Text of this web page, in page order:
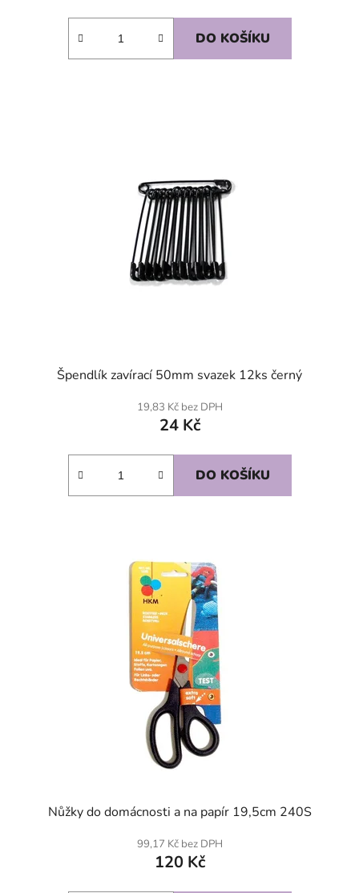
DO KOŠÍKU
Špendlík zavírací 50mm svazek 12ks černý
19,83 Kč bez DPH
24 Kč
DO KOŠÍKU
Nůžky do domácnosti a na papír 19,5cm 240S
99,17 Kč bez DPH
120 Kč